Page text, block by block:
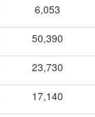
6,053
50,390
23,730
17,140